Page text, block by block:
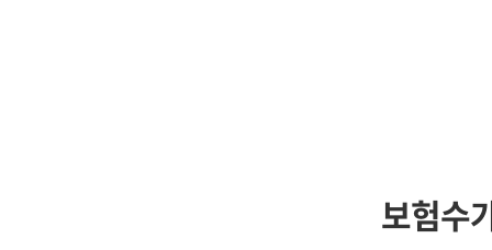
보험수